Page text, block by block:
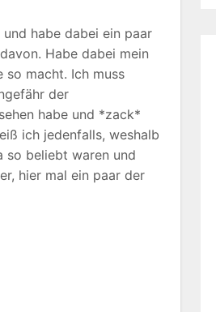
habe dabei ein paar
Habe dabei mein
so macht. Ich muss
der
habe und *zack*
ich jedenfalls, weshalb
so beliebt waren und
hier mal ein paar der